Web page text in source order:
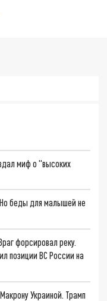
миф о "высоких
беды для малышей не
форсировал реку.
позиции ВС России на
Украиной. Трамп